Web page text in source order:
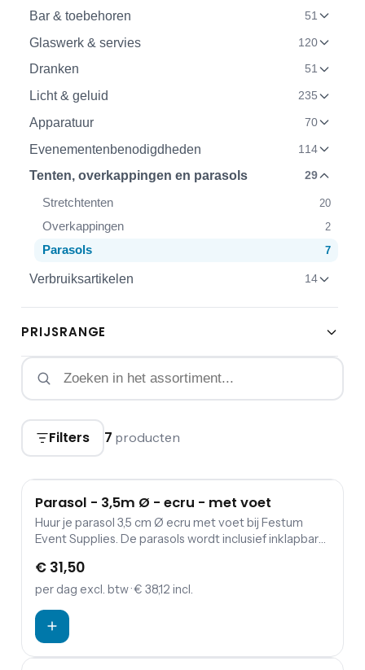
Bar & toebehoren 51
Glaswerk & servies 120
Dranken 51
Licht & geluid 235
Apparatuur 70
Evenementenbenodigdheden 114
Tenten, overkappingen en parasols 29
Stretchtenten 20
Overkappingen 2
Parasols 7
Verbruiksartikelen 14
PRIJSRANGE
Filters 7 producten
Parasol - 3,5m Ø - ecru - met voet
Huur je parasol 3,5 cm Ø ecru met voet bij Festum
Event Supplies. De parasols wordt inclusief inklapbare
versteviging.
€ 31,50
per dag excl. btw· € 38,12 incl.